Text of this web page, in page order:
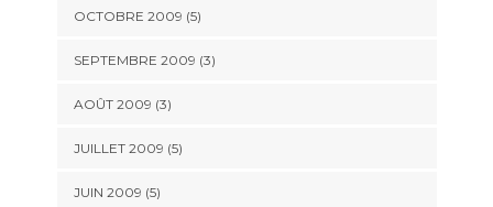
OCTOBRE 2009 (5)
SEPTEMBRE 2009 (3)
AOÛT 2009 (3)
JUILLET 2009 (5)
JUIN 2009 (5)